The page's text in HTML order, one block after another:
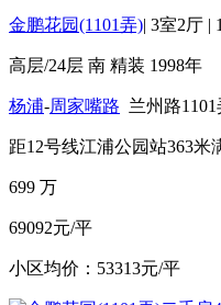
金鹏花园(1101弄)| 3室2厅 |
高层/24层 南 精装 1998年
杨浦-周家嘴路 兰州路1101
距12号线江浦公园站363米
699 万
69092元/平
小区均价：53313元/平